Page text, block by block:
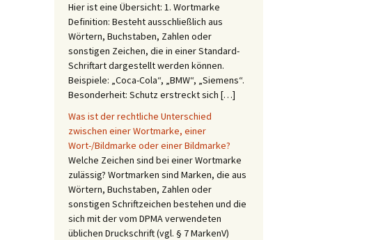
Hier ist eine Übersicht: 1. Wortmarke
Definition: Besteht ausschließlich aus
Wörtern, Buchstaben, Zahlen oder
sonstigen Zeichen, die in einer Standard-
Schriftart dargestellt werden können.
Beispiele: „Coca-Cola“, „BMW“, „Siemens“.
Besonderheit: Schutz erstreckt sich […]
Was ist der rechtliche Unterschied
zwischen einer Wortmarke, einer
Wort-/Bildmarke oder einer Bildmarke?
Welche Zeichen sind bei einer Wortmarke
zulässig? Wortmarken sind Marken, die aus
Wörtern, Buchstaben, Zahlen oder
sonstigen Schriftzeichen bestehen und die
sich mit der vom DPMA verwendeten
üblichen Druckschrift (vgl. § 7 MarkenV)